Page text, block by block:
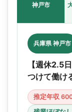
神戸市
兵庫県 神戸市
【週休2.5
つけて働け
推定年収